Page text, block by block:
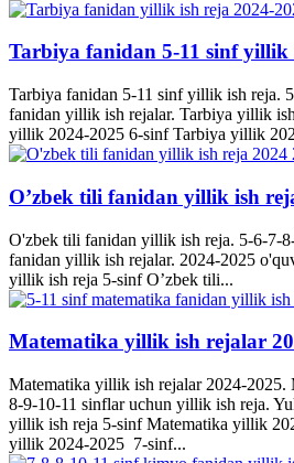
Tarbiya fanidan 5-11 sinf yillik
Tarbiya fanidan 5-11 sinf yillik ish reja.
fanidan yillik ish rejalar. Tarbiya yillik
yillik 2024-2025 6-sinf Tarbiya yillik
O’zbek tili fanidan yillik ish
O'zbek tili fanidan yillik ish reja. 5-6-7-
fanidan yillik ish rejalar. 2024-2025
yillik ish reja 5-sinf O’zbek tili...
Matematika yillik ish rejalar
Matematika yillik ish rejalar 2024-2025.
8-9-10-11 sinflar uchun yillik ish reja.
yillik ish reja 5-sinf Matematika yillik
yillik 2024-2025 7-sinf...